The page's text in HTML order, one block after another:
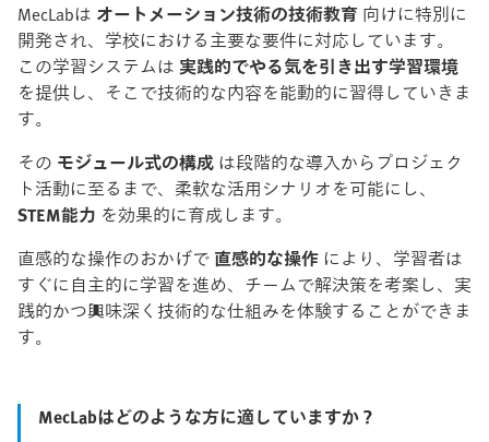
MecLabは オートメーション技術の技術教育 向けに特別に
開発され、学校における主要な要件に対応しています。
この学習システムは 実践的でやる気を引き出す学習環境
を提供し、そこで技術的な内容を能動的に習得していきま
す。
その モジュール式の構成 は段階的な導入からプロジェク
ト活動に至るまで、柔軟な活用シナリオを可能にし、
STEM能力 を効果的に育成します。
直感的な操作のおかげで 直感的な操作 により、学習者は
すぐに自主的に学習を進め、チームで解決策を考案し、実
践的かつ興味深く技術的な仕組みを体験することができま
す。
MecLabはどのような方に適していますか？